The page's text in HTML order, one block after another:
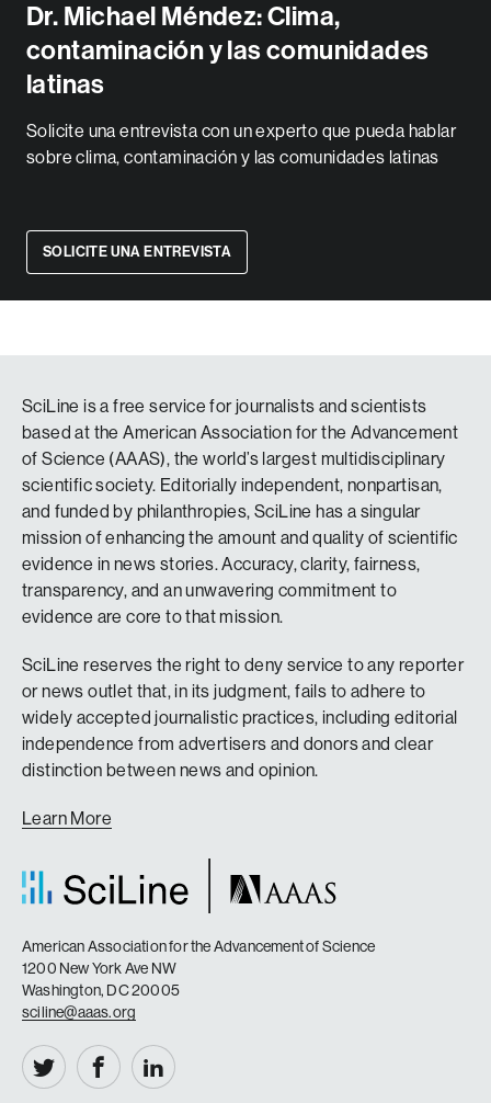
Dr. Michael Méndez: Clima,
contaminación y las comunidades
latinas
Solicite una entrevista con un experto que pueda hablar
sobre clima, contaminación y las comunidades latinas
SOLICITE UNA ENTREVISTA
SciLine is a free service for journalists and scientists
based at the American Association for the Advancement
of Science (AAAS), the world’s largest multidisciplinary
scientific society. Editorially independent, nonpartisan,
and funded by philanthropies, SciLine has a singular
mission of enhancing the amount and quality of scientific
evidence in news stories. Accuracy, clarity, fairness,
transparency, and an unwavering commitment to
evidence are core to that mission.
SciLine reserves the right to deny service to any reporter
or news outlet that, in its judgment, fails to adhere to
widely accepted journalistic practices, including editorial
independence from advertisers and donors and clear
distinction between news and opinion.
Learn More
American Association for the Advancement of Science
1200 New York Ave NW
Washington, DC 20005
sciline@aaas.org